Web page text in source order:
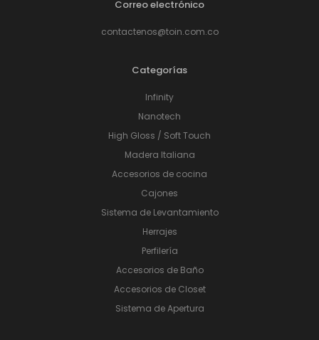
Correo electrónico
contactenos@toin.com.co
Categorías
Infinity
Nanotech
High Gloss / Soft Touch
Madera Italiana
Accesorios de cocina
Cajones
Sistema de Levantamiento
Herrajes
Perfilería
Accesorios de Baño
Accesorios de Closet
Sistema de Apertura